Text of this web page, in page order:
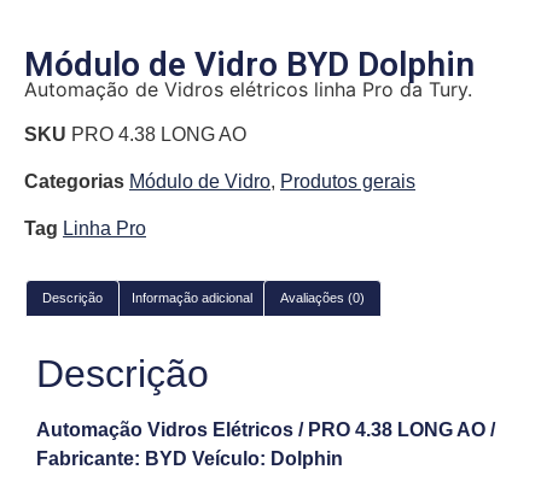
Módulo de Vidro BYD Dolphin
Automação de Vidros elétricos linha Pro da Tury.
SKU PRO 4.38 LONG AO
Categorias Módulo de Vidro, Produtos gerais
Tag Linha Pro
Descrição Informação adicional Avaliações (0)
Descrição
Automação Vidros Elétricos / PRO 4.38 LONG AO /
Fabricante: BYD Veículo: Dolphin